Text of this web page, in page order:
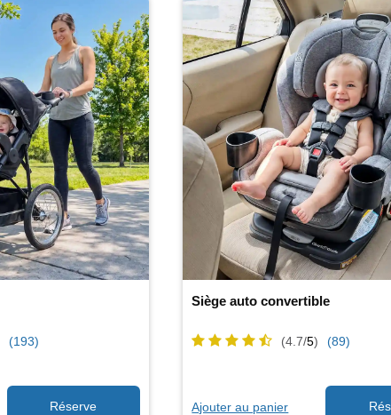
(193)
Siège auto convertible
(4.7/5) (89)
Ajouter au panier